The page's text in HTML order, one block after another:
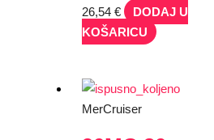
26,54€
DODAJ U
KOŠARICU
MerCruiser